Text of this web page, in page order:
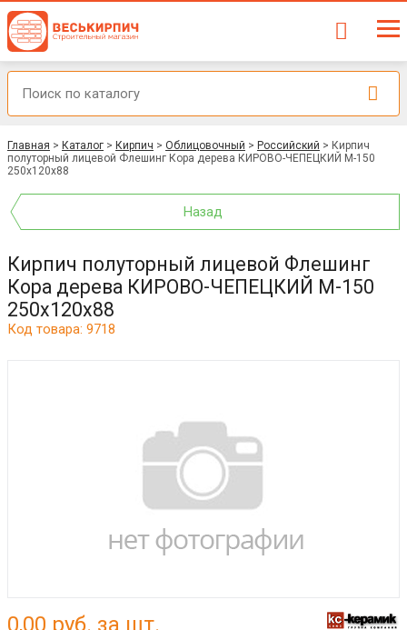
Главная > Каталог > Кирпич > Облицовочный > Российский > Кирпич
полуторный лицевой Флешинг Кора дерева КИРОВО-ЧЕПЕЦКИЙ М-150
250x120x88
Назад
Кирпич полуторный лицевой Флешинг
Кора дерева КИРОВО-ЧЕПЕЦКИЙ М-150
250x120x88
Код товара: 9718
0,00 руб. за шт.